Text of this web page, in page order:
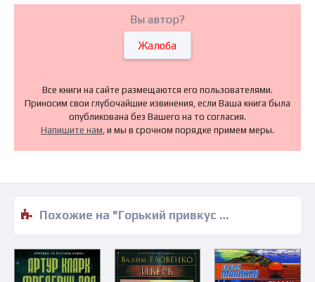
Вы автор?
Жалоба
Все книги на сайте размещаются его пользователями.
Приносим свои глубочайшие извинения, если Ваша книга была
опубликована без Вашего на то согласия.
Напишите нам , и мы в срочном порядке примем меры.
Похожие на "Горький привкус власти - Владимир Контровский" книги читать бесплатно полные версии